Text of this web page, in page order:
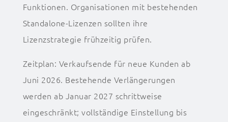
Funktionen. Organisationen mit bestehenden
Standalone-Lizenzen sollten ihre
Lizenzstrategie frühzeitig prüfen.
Zeitplan: Verkaufsende für neue Kunden ab
Juni 2026. Bestehende Verlängerungen
werden ab Januar 2027 schrittweise
eingeschränkt; vollständige Einstellung bis